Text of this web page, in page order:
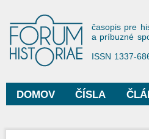
Forum
časopis pre
a príbuzné
ISSN 1337-
Hlavné menu
DOMOV ČÍSLA